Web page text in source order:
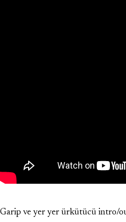
Garip ve yer yer ürkütücü intro/